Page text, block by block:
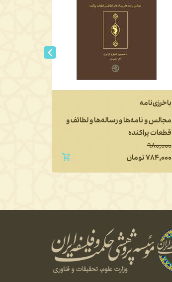
باخرزی‌نامه
مجالس و نامه‌ها و رساله‌ها و لطائف و
قطعات پراکنده
۹۸۰,۰۰۰
۷۸۴,۰۰۰تومان